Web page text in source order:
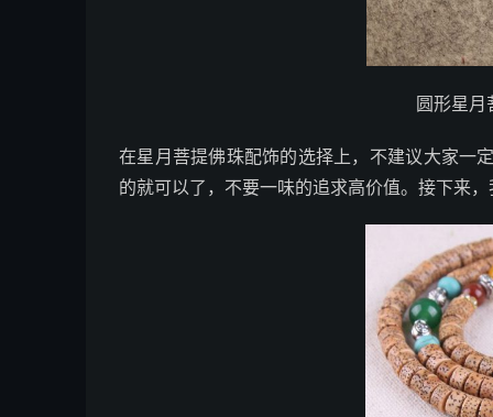
圆形星月
在星月菩提佛珠配饰的选择上，不建议大家一
的就可以了，不要一味的追求高价值。接下来